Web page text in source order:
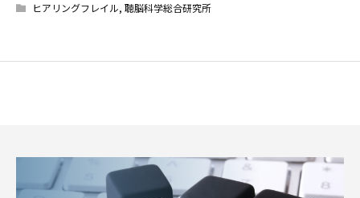
ヒアリングフレイル, 聴脳科学総合研究所